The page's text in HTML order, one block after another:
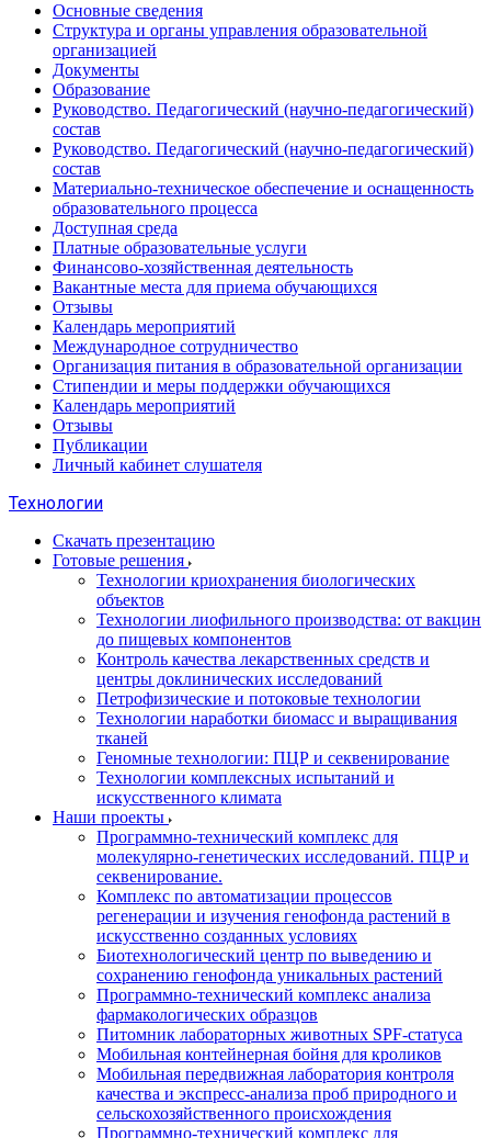
Основные сведения
Структура и органы управления образовательной
организацией
Документы
Образование
Руководство. Педагогический (научно-педагогический)
состав
Руководство. Педагогический (научно-педагогический)
состав
Материально-техническое обеспечение и оснащенность
образовательного процесса
Доступная среда
Платные образовательные услуги
Финансово-хозяйственная деятельность
Вакантные места для приема обучающихся
Отзывы
Календарь мероприятий
Международное сотрудничество
Организация питания в образовательной организации
Стипендии и меры поддержки обучающихся
Календарь мероприятий
Отзывы
Публикации
Личный кабинет слушателя
Технологии
Скачать презентацию
Готовые решения
Технологии криохранения биологических
объектов
Технологии лиофильного производства: от вакцин
до пищевых компонентов
Контроль качества лекарственных средств и
центры доклинических исследований
Петрофизические и потоковые технологии
Технологии наработки биомасс и выращивания
тканей
Геномные технологии: ПЦР и секвенирование
Технологии комплексных испытаний и
искусственного климата
Наши проекты
Программно-технический комплекс для
молекулярно-генетических исследований. ПЦР и
секвенирование.
Комплекс по автоматизации процессов
регенерации и изучения генофонда растений в
искусственно созданных условиях
Биотехнологический центр по выведению и
сохранению генофонда уникальных растений
Программно-технический комплекс анализа
фармакологических образцов
Питомник лабораторных животных SPF-статуса
Мобильная контейнерная бойня для кроликов
Мобильная передвижная лаборатория контроля
качества и экспресс-анализа проб природного и
сельскохозяйственного происхождения
Программно-технический комплекс для